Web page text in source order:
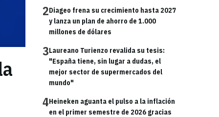
2Diageo frena su crecimiento hasta 2027
y lanza un plan de ahorro de 1.000
millones de dólares
3Laureano Turienzo revalida su tesis:
"España tiene, sin lugar a dudas, el
mejor sector de supermercados del
mundo"
4Heineken aguanta el pulso a la inflación
en el primer semestre de 2026 gracias